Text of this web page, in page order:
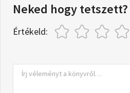
Neked hogy tetszett?
Értékeld: